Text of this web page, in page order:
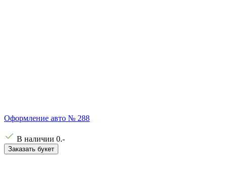
Оформление авто № 288
В наличии 0.-
Заказать букет